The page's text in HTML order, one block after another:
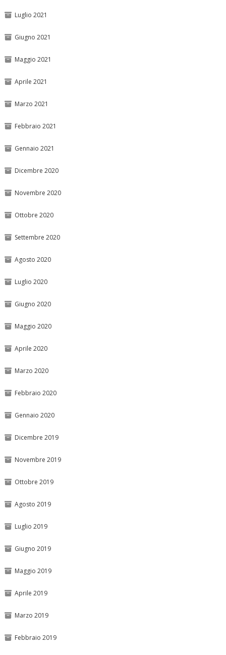
Luglio 2021
Giugno 2021
Maggio 2021
Aprile 2021
Marzo 2021
Febbraio 2021
Gennaio 2021
Dicembre 2020
Novembre 2020
Ottobre 2020
Settembre 2020
Agosto 2020
Luglio 2020
Giugno 2020
Maggio 2020
Aprile 2020
Marzo 2020
Febbraio 2020
Gennaio 2020
Dicembre 2019
Novembre 2019
Ottobre 2019
Agosto 2019
Luglio 2019
Giugno 2019
Maggio 2019
Aprile 2019
Marzo 2019
Febbraio 2019